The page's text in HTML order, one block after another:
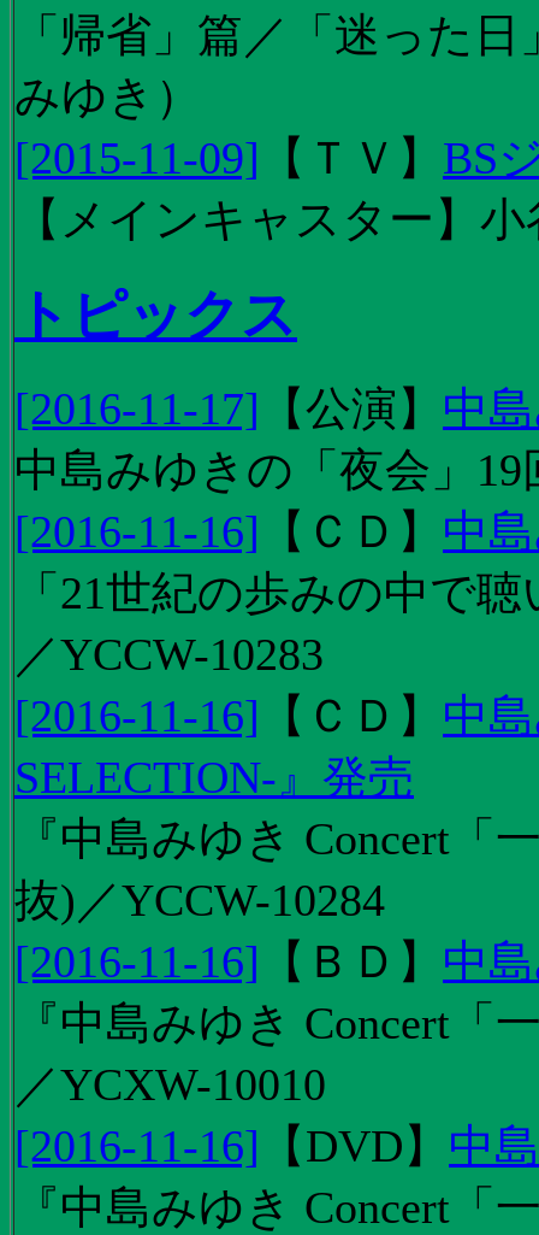
「帰省」篇／「迷った
みゆき）
[2015-11-09] 【 ＴＶ 】 BS
【メインキャスター】
トピックス
[2016-11-17] 【公演 】 中
中島みゆきの「夜会」
[2016-11-16] 【 ＣＤ 】 中
「21世紀の歩みの中で
／YCCW-10283
[2016-11-16] 【 ＣＤ 】 中
SELECTION-』発売
『中島みゆき Concert
抜)／YCCW-10284
[2016-11-16] 【 ＢＤ 】 中
『中島みゆき Concert
／YCXW-10010
[2016-11-16] 【DVD】 中
『中島みゆき Concert